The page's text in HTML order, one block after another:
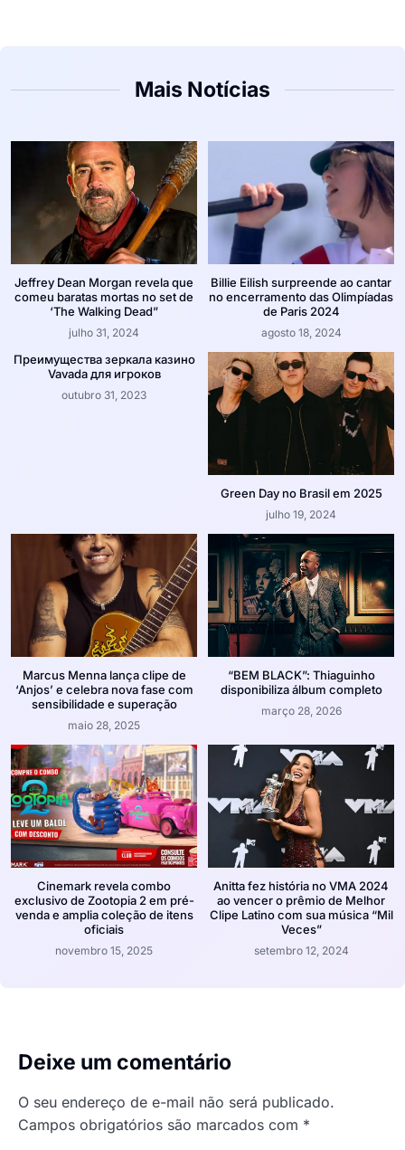
Mais Notícias
Jeffrey Dean Morgan revela que
comeu baratas mortas no set de
‘The Walking Dead”
julho 31, 2024
Billie Eilish surpreende ao cantar
no encerramento das Olimpíadas
de Paris 2024
agosto 18, 2024
Преимущества зеркала казино
Vavada для игроков
outubro 31, 2023
Green Day no Brasil em 2025
julho 19, 2024
Marcus Menna lança clipe de
‘Anjos’ e celebra nova fase com
sensibilidade e superação
maio 28, 2025
“BEM BLACK”: Thiaguinho
disponibiliza álbum completo
março 28, 2026
Cinemark revela combo
exclusivo de Zootopia 2 em pré-
venda e amplia coleção de itens
oficiais
novembro 15, 2025
Anitta fez história no VMA 2024
ao vencer o prêmio de Melhor
Clipe Latino com sua música “Mil
Veces”
setembro 12, 2024
Deixe um comentário
O seu endereço de e-mail não será publicado.
Campos obrigatórios são marcados com *